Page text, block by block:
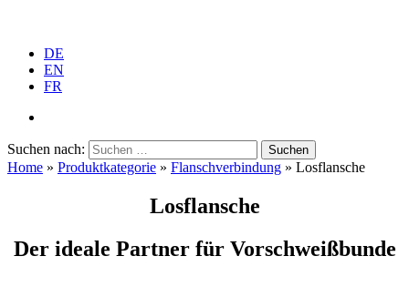
DE
EN
FR
Suchen nach:
Home » Produkt­ka­te­gorie » Flansch­ver­bindung » Losflansche
Losflansche
Der ideale Partner für Vorschweißbunde